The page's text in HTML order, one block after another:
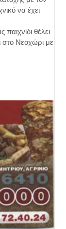
να έχει
θέλει
στο Νεοχώρι με